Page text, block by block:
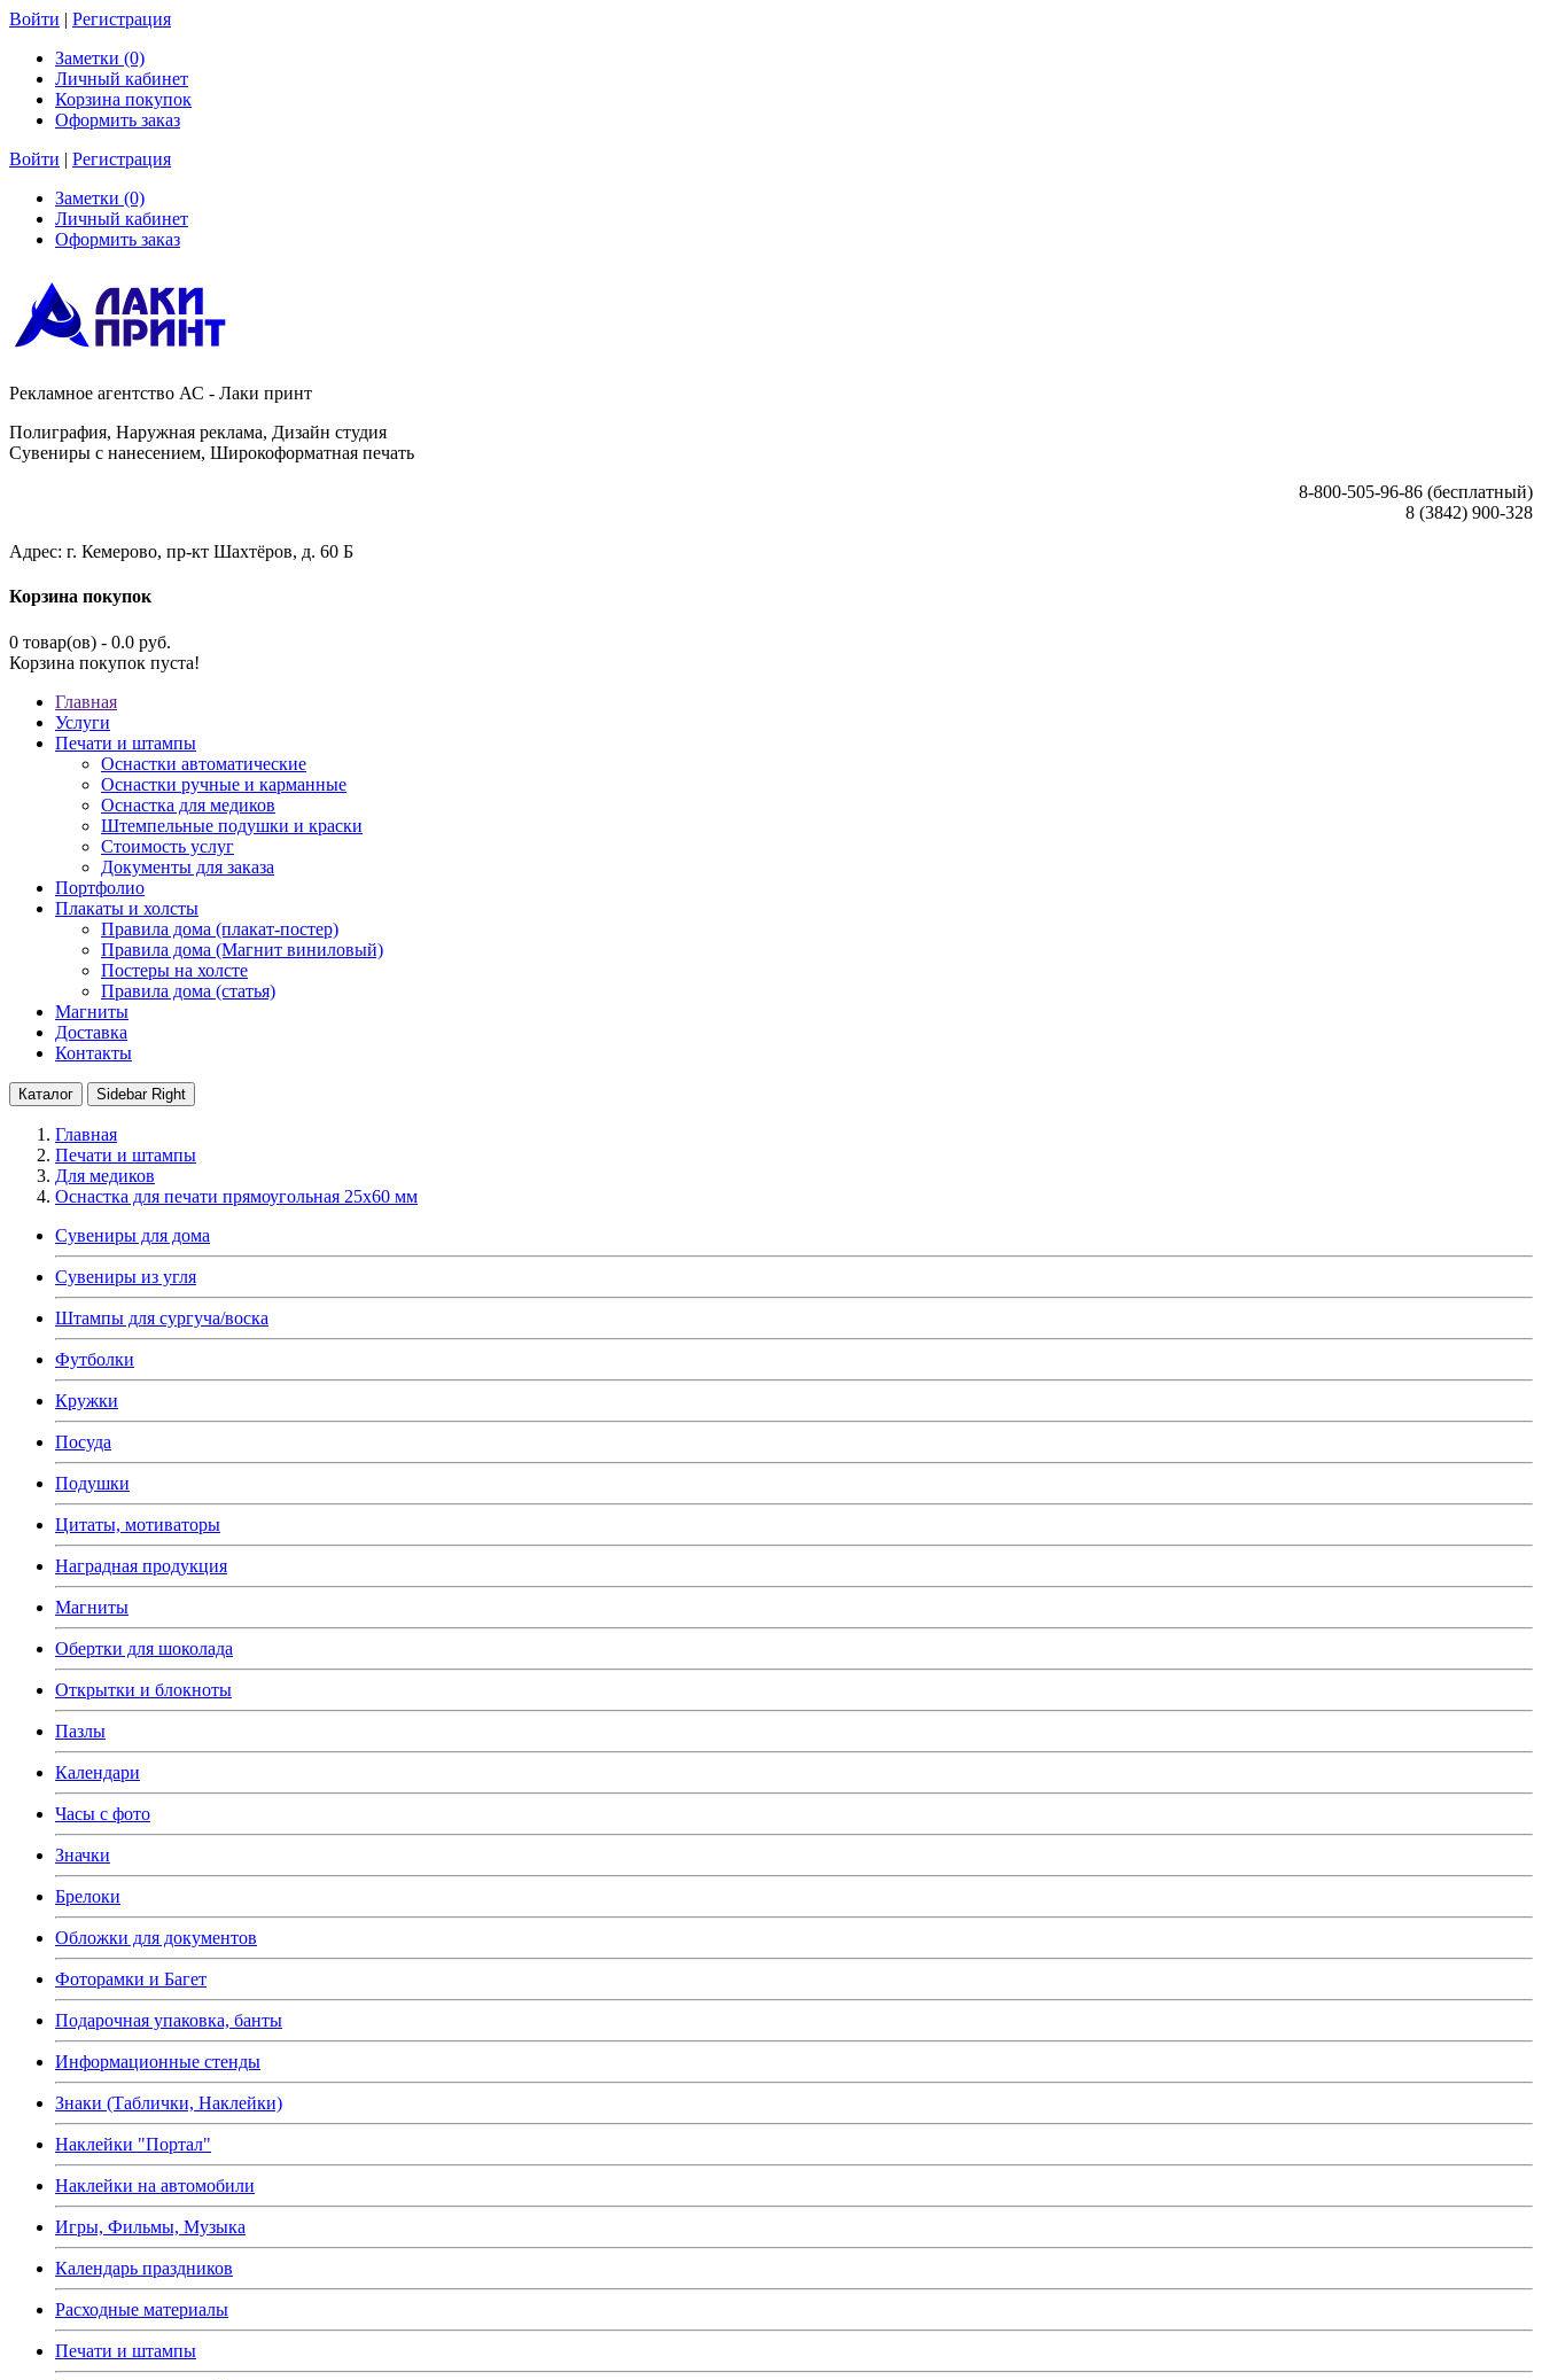
Войти | Регистрация
Заметки (0)
Личный кабинет
Корзина покупок
Оформить заказ
Войти | Регистрация
Заметки (0)
Личный кабинет
Оформить заказ
Рекламное агентство АС - Лаки принт
Полиграфия, Наружная реклама, Дизайн студия
Сувениры с нанесением, Широкоформатная печать
8-800-505-96-86 (бесплатный)
8 (3842) 900-328
Адрес: г. Кемерово, пр-кт Шахтёров, д. 60 Б
Корзина покупок
0 товар(ов) - 0.0 руб.
Корзина покупок пуста!
Главная
Услуги
Печати и штампы
Оснастки автоматические
Оснастки ручные и карманные
Оснастка для медиков
Штемпельные подушки и краски
Стоимость услуг
Документы для заказа
Портфолио
Плакаты и холсты
Правила дома (плакат-постер)
Правила дома (Магнит виниловый)
Постеры на холсте
Правила дома (статья)
Магниты
Доставка
Контакты
Каталог Sidebar Right
Главная
Печати и штампы
Для медиков
Оснастка для печати прямоугольная 25х60 мм
Сувениры для дома
Сувениры из угля
Штампы для сургуча/воска
Футболки
Кружки
Посуда
Подушки
Цитаты, мотиваторы
Наградная продукция
Магниты
Обертки для шоколада
Открытки и блокноты
Пазлы
Календари
Часы с фото
Значки
Брелоки
Обложки для документов
Фоторамки и Багет
Подарочная упаковка, банты
Информационные стенды
Знаки (Таблички, Наклейки)
Наклейки "Портал"
Наклейки на автомобили
Игры, Фильмы, Музыка
Календарь праздников
Расходные материалы
Печати и штампы